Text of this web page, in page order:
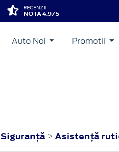
RECENZII
NOTA 4.9/5
Auto Noi Promotii
Siguranţă > Asistenţă